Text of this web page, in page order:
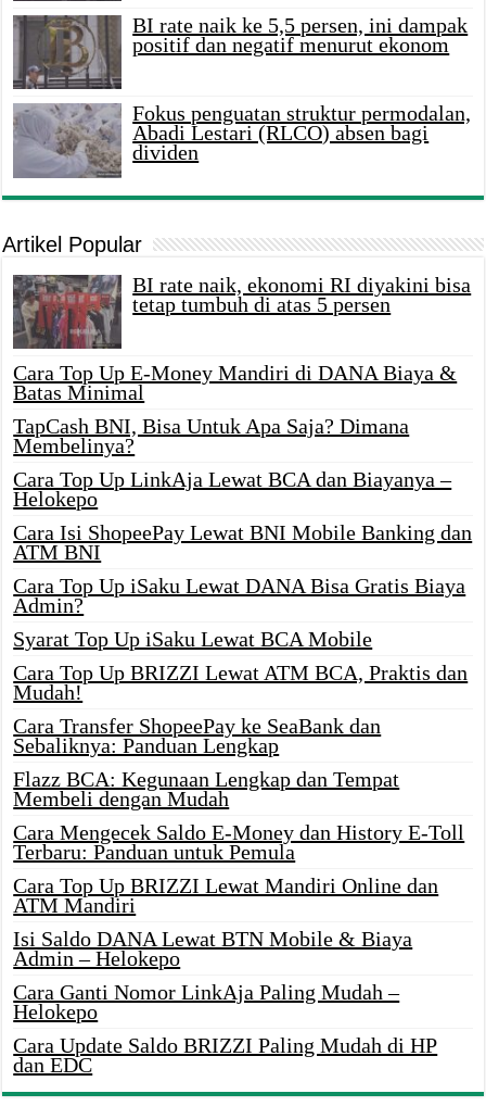
BI rate naik ke 5,5 persen, ini dampak
positif dan negatif menurut ekonom
Fokus penguatan struktur permodalan,
Abadi Lestari (RLCO) absen bagi
dividen
Artikel Popular
BI rate naik, ekonomi RI diyakini bisa
tetap tumbuh di atas 5 persen
Cara Top Up E-Money Mandiri di DANA Biaya &
Batas Minimal
TapCash BNI, Bisa Untuk Apa Saja? Dimana
Membelinya?
Cara Top Up LinkAja Lewat BCA dan Biayanya –
Helokepo
Cara Isi ShopeePay Lewat BNI Mobile Banking dan
ATM BNI
Cara Top Up iSaku Lewat DANA Bisa Gratis Biaya
Admin?
Syarat Top Up iSaku Lewat BCA Mobile
Cara Top Up BRIZZI Lewat ATM BCA, Praktis dan
Mudah!
Cara Transfer ShopeePay ke SeaBank dan
Sebaliknya: Panduan Lengkap
Flazz BCA: Kegunaan Lengkap dan Tempat
Membeli dengan Mudah
Cara Mengecek Saldo E-Money dan History E-Toll
Terbaru: Panduan untuk Pemula
Cara Top Up BRIZZI Lewat Mandiri Online dan
ATM Mandiri
Isi Saldo DANA Lewat BTN Mobile & Biaya
Admin – Helokepo
Cara Ganti Nomor LinkAja Paling Mudah –
Helokepo
Cara Update Saldo BRIZZI Paling Mudah di HP
dan EDC